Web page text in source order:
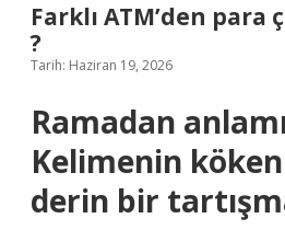
Farklı ATM’den
?
Tarih: Haziran 19, 2026
Ramadan
Kelimenin
derin bir